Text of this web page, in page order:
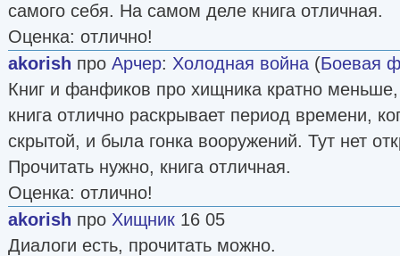
самого себя. На самом деле книга отличная.
Оценка: отлично!
akorish про Арчер: Холодная война (Боевая
Книг и фанфиков про хищника кратно
книга отлично раскрывает период времени,
скрытой, и была гонка вооружений. Тут нет
Прочитать нужно, книга отличная.
Оценка: отлично!
akorish про Хищник 16 05
Диалоги есть, прочитать можно.